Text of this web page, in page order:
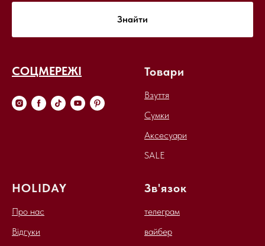
Знайти
СОЦМЕРЕЖІ Товари
Взуття
Сумки
Аксесуари
SALE
HOLIDAY
Про нас
Відгуки
Зв'язок
телеграм
вайбер